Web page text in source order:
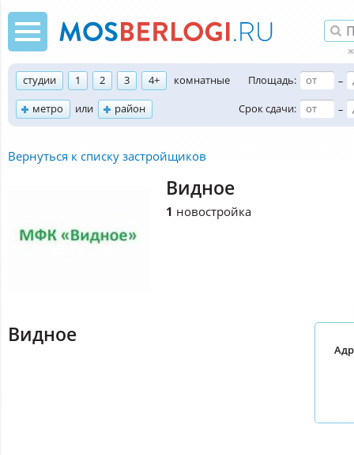
студии 1 2 3 4+
комнатные
метро
или район
Площадь:
–
Срок сдачи:
–
Вернуться к списку застройщиков
Видное
1 новостройка
Видное